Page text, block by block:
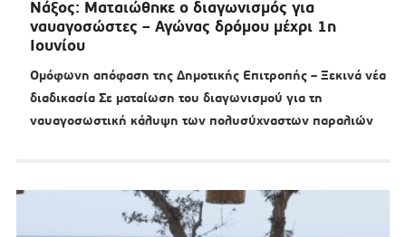
Νάξος: Ματαιώθηκε ο διαγωνισμός για
ναυαγοσώστες – Αγώνας δρόμου μέχρι 1η
Ιουνίου
Ομόφωνη απόφαση της Δημοτικής Επιτροπής – Ξεκινά νέα
διαδικασία Σε ματαίωση του διαγωνισμού για τη
ναυαγοσωστική κάλυψη των πολυσύχναστων παραλιών